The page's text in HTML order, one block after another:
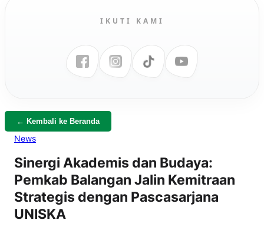
IKUTI KAMI
← Kembali ke Beranda
News
Sinergi Akademis dan Budaya:
Pemkab Balangan Jalin Kemitraan
Strategis dengan Pascasarjana
UNISKA